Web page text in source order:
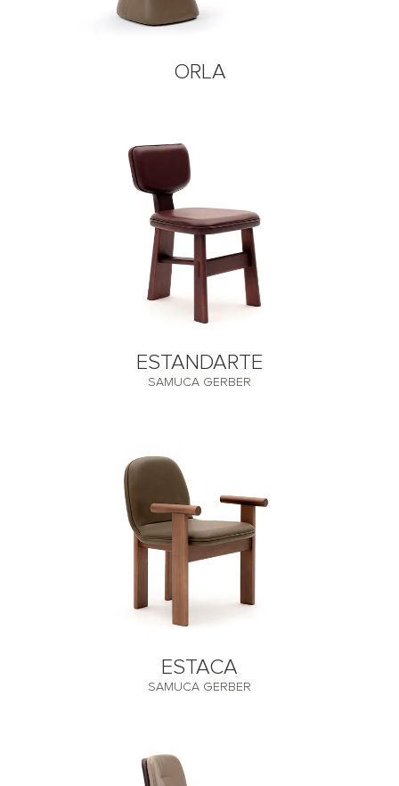
ORLA
ESTANDARTE
SAMUCA GERBER
ESTACA
SAMUCA GERBER